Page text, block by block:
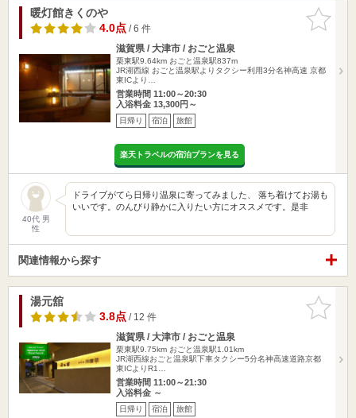
お気に入
りに追加
暖灯館きくのや
4.0点/ 6 件
滋賀県 / 大津市 / おごと温泉
栗東駅9.64km おごと温泉駅837m
JR湖西線 おごと温泉駅よりタクシー利用3分名神高速 京都
東ICより…
営業時間 11:00～20:30
入浴料金 13,300円～
日帰り 宿泊 旅館
楽天トラベルの宿泊プランを見る
40代 男
性
ドライブがてら日帰り温泉に寄ってみました、 落ち着けてお湯も
いいです。のんびり静かに入りたい方にオススメです。是非
関連情報から探す
お気に入
りに追加
湯元舘
3.8点/ 12 件
滋賀県 / 大津市 / おごと温泉
栗東駅9.75km おごと温泉駅1.01km
JR湖西線おごと温泉駅下車タクシー5分名神高速道路京都
東ICよりR1…
営業時間 11:00～21:30
入浴料金 ～
日帰り 宿泊 旅館